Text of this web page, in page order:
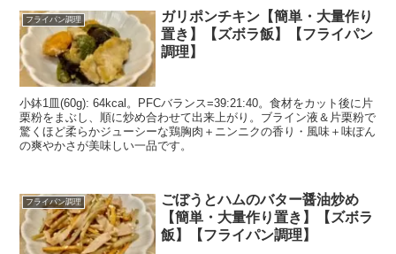
フライパン調理
ガリポンチキン【簡単・大量作り
置き】【ズボラ飯】【フライパン
調理】
小鉢1皿(60g): 64kcal。PFCバランス=39:21:40。食材をカット後に片
栗粉をまぶし、順に炒め合わせて出来上がり。ブライン液＆片栗粉で
驚くほど柔らかジューシーな鶏胸肉＋ニンニクの香り・風味＋味ぽん
の爽やかさが美味しい一品です。
フライパン調理
ごぼうとハムのバター醤油炒め
【簡単・大量作り置き】【ズボラ
飯】【フライパン調理】